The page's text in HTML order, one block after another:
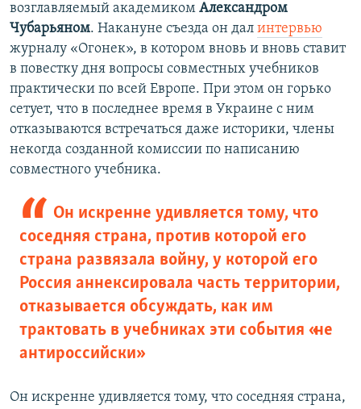
возглавляемый академиком Александром
Чубарьяном. Накануне съезда он дал интервью
журналу «Огонек», в котором вновь и вновь ставит
в повестку дня вопросы совместных учебников
практически по всей Европе. При этом он горько
сетует, что в последнее время в Украине с ним
отказываются встречаться даже историки, члены
некогда созданной комиссии по написанию
совместного учебника.
Он искренне удивляется тому, что
соседняя страна, против которой его
страна развязала войну, у которой его
Россия аннексировала часть территории,
отказывается обсуждать, как им
трактовать в учебниках эти события «не
антироссийски»
Он искренне удивляется тому, что соседняя страна,